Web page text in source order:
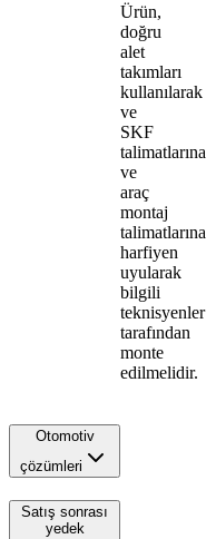
Ürün,
doğru
alet
takımları
kullanılarak
ve
SKF
talimatlarına
ve
araç
montaj
talimatlarına
harfiyen
uyularak
bilgili
teknisyenler
tarafından
monte
edilmelidir.
Otomotiv
çözümleri
Satış sonrası
yedek